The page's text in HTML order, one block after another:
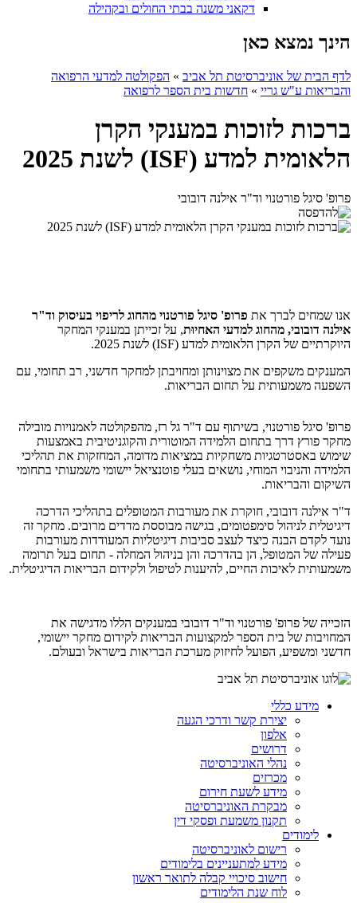
דקאני משנה בבתי החולים ובקהילה
הינך נמצא כאן
לדף הבית של אוניברסיטת תל אביב » הפקולטה למדעי הרפואה
והבריאות ע"ש גריי » חדשות בית הספר לרפואה
ברכות לזוכות במענקי הקרן
הלאומית למדע (ISF) לשנת 2025
פרופ' סיגל פורטנוי וד"ר אילנה דובובי
אנו שמחים לברך את פרופ' סיגל פורטנוי מהחוג לריפוי בעיסוק וד"ר
אילנה דובובי, מהחוג למדעי האחיוּת, על זכייתן במענקי המחקר
היוקרתיים של הקרן הלאומית למדע (ISF) לשנת 2025.
המענקים משקפים את מצוינותן ומחויבתן למחקר חדשני, רב תחומי, עם
השפעה משמעותית על תחום הבריאות.
פרופ' סיגל פורטנוי, בשיתוף עם ד"ר גל רז, מהפקולטה לאמנויות מובילה
מחקר פורץ דרך בתחום הלמידה המוטורית והקוגניטיבית באמצעות
שימוש באסטרטגיות משחקיות במציאות מדומה, המחזקות את תהליכי
הלמידה והניבוי המוחי, נושאים בעלי פוטנציאל יישומי משמעותי בתחומי
השיקום והבריאות.
ד"ר אילנה דובובי, חוקרת את מעורבות המטופלים בתהליכי הדרכה
דיגיטלית לניהול סימפטומים, בגישה מבוססת מדדים מרובים. מחקר זה
נועד לקדם הבנה כיצד לעצב סביבות דיגיטליות המעודדות מעורבות
פעילה של המטופל, הן בהדרכה והן בניהול המחלה - תחום בעל תרומה
משמעותית לאיכות החיים, להיענות לטיפול ולקידום הבריאות הדיגיטלית.
הזכייה של פרופ' פורטנוי וד"ר דובובי במענקים הללו מדגישה את
המחויבות של בית הספר למקצועות הבריאות לקידום מחקר יישומי,
חדשני ומשפיע, הפועל לחיזוק מערכת הבריאות בישראל ובעולם.
מידע כללי
יצירת קשר ודרכי הגעה
אלפון
דרושים
נהלי האוניברסיטה
מכרזים
מידע לשעת חירום
מבקרת האוניברסיטה
תקנון משמעת ופסקי דין
לימודים
רישום לאוניברסיטה
מידע למתעניינים בלימודים
חישוב סיכויי קבלה לתואר ראשון
לוח שנת הלימודים